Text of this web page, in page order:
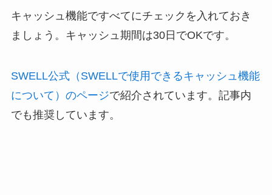
キャッシュ機能ですべてにチェックを入れておき
ましょう。キャッシュ期間は30日でOKです。
SWELL公式（SWELLで使用できるキャッシュ機能
について）のページで紹介されています。記事内
でも推奨しています。